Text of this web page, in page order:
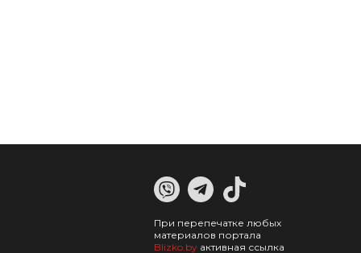
При перепечатке любых
материалов портала
Blizko.by активная ссылка